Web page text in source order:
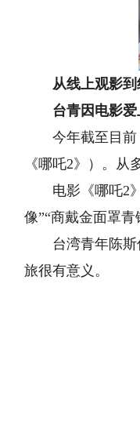
从线上观影
台青因电影
今年截至目前，
《哪吒2》）。
电影《哪吒2》
像”“商戴金面罩
台湾青年陈斯俊
旅很有意义。